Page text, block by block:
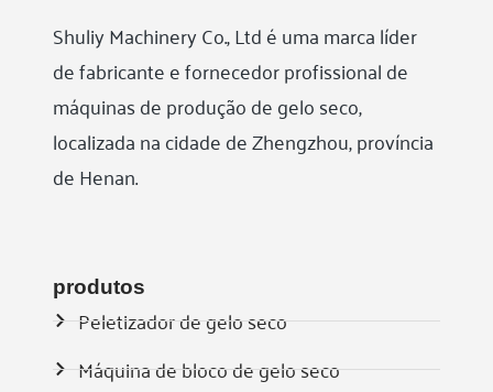
Shuliy Machinery Co., Ltd é uma marca líder
de fabricante e fornecedor profissional de
máquinas de produção de gelo seco,
localizada na cidade de Zhengzhou, província
de Henan.
produtos
Peletizador de gelo seco
Máquina de bloco de gelo seco